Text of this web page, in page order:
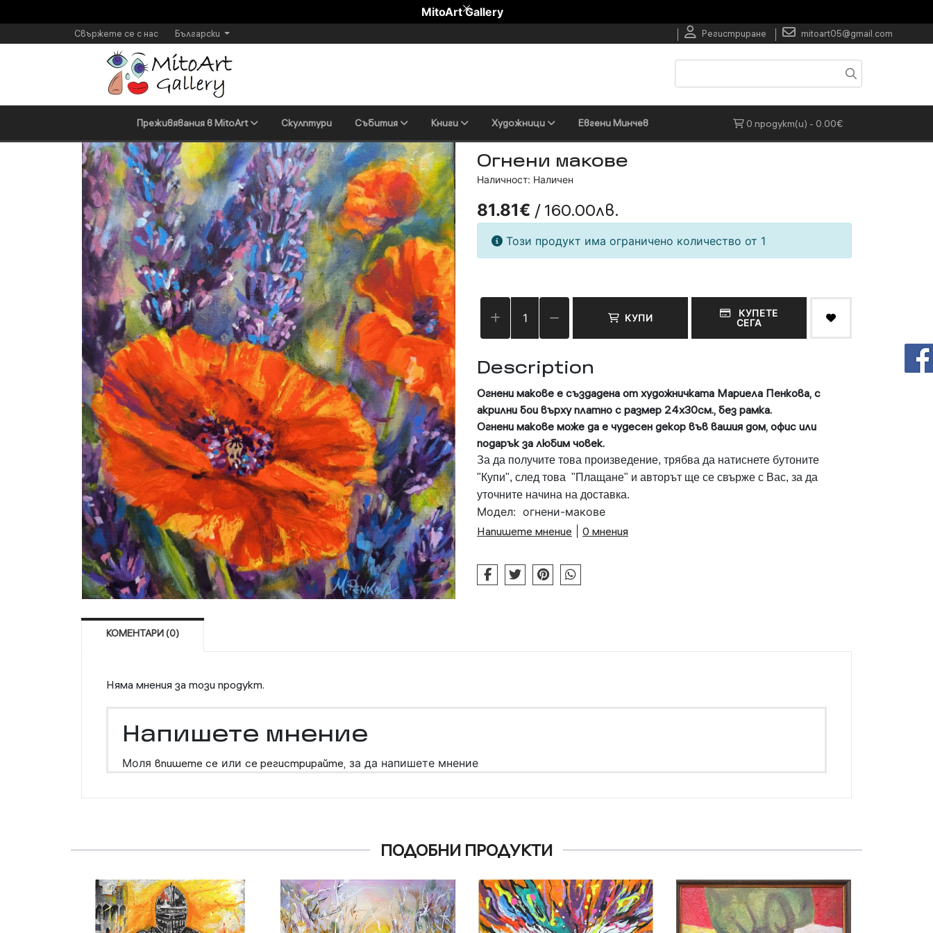
MitoArt Gallery
Регистриране mitoart05@gmail.com
Свържете се с нас Български
Преживявания в MitoArt Скулптури Събития Книги Художници Евгени Минчев 0 продукт(и) - 0.00€
Огнени макове
Наличност: Наличен
81.81€ / 160.00лв.
Този продукт има ограничено количество от 1
КУПИ
КУПЕТЕ
СЕГА
Description
Огнени макове е създадена от художничката Мариела Пенкова, с
акрилни бои върху платно с размер 24х30см., без рамка.
Огнени макове може да е чудесен декор във вашия дом, офис или
подарък за любим човек.
За да получите това произведение, трябва да натиснете бутоните
"Купи", след това "Плащане" и авторът ще се свърже с Вас, за да
уточните начина на доставка.
Модел: огнени-макове
Напишете мнение
0 мнения
КОМЕНТАРИ (0)
Няма мнения за този продукт.
Напишете мнение
Моля впишете се или се регистрирайте, за да напишете мнение
ПОДОБНИ ПРОДУКТИ